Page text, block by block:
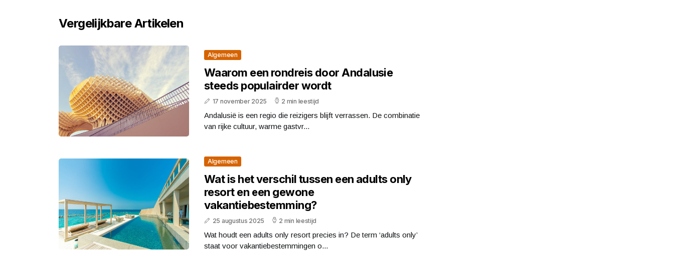
Vergelijkbare Artikelen
Algemeen
Waarom een rondreis door Andalusie
steeds populairder wordt
17 november 2025 2 min leestijd
Andalusië is een regio die reizigers blijft verrassen. De combinatie
van rijke cultuur, warme gastvr...
Algemeen
Wat is het verschil tussen een adults only
resort en een gewone
vakantiebestemming?
25 augustus 2025 2 min leestijd
Wat houdt een adults only resort precies in? De term ‘adults only’
staat voor vakantiebestemmingen o...